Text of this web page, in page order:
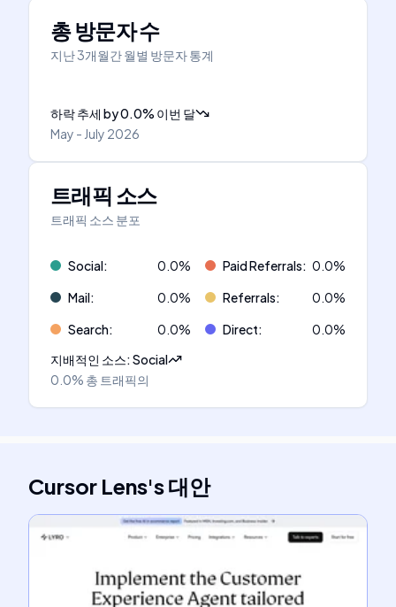
총 방문자 수
지난 3개월간 월별 방문자 통계
하락 추세 by0.0% 이번 달
May - July 2026
트래픽 소스
트래픽 소스 분포
Social: 0.0% Paid Referrals: 0.0%
Mail: 0.0% Referrals: 0.0%
Search: 0.0% Direct: 0.0%
지배적인 소스:Social
0.0% 총 트래픽의
Cursor Lens's대안